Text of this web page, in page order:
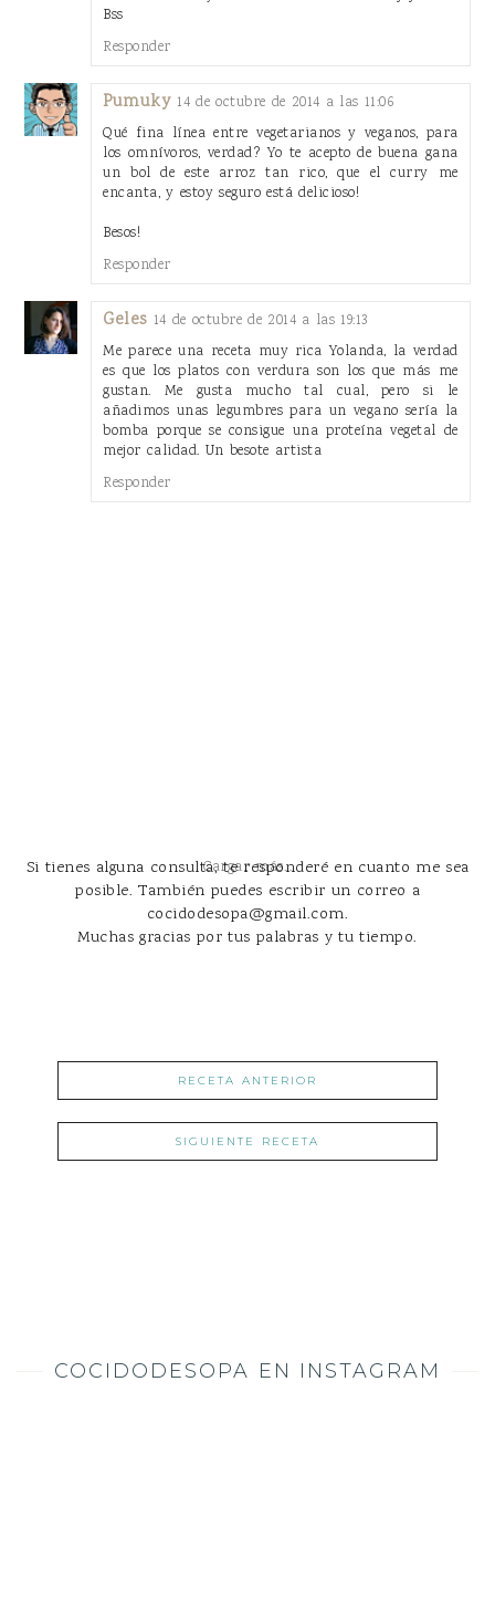
Bss
Responder
Pumuky 14 de octubre de 2014 a las 11:06
Qué fina línea entre vegetarianos y veganos, para
los omnívoros, verdad? Yo te acepto de buena gana
un bol de este arroz tan rico, que el curry me
encanta, y estoy seguro está delicioso!
Besos!
Responder
Geles 14 de octubre de 2014 a las 19:13
Me parece una receta muy rica Yolanda, la verdad
es que los platos con verdura son los que más me
gustan. Me gusta mucho tal cual, pero si le
añadimos unas legumbres para un vegano sería la
bomba porque se consigue una proteína vegetal de
mejor calidad. Un besote artista
Responder
Cargar más...
Si tienes alguna consulta, te responderé en cuanto me sea
posible. También puedes escribir un correo a
cocidodesopa@gmail.com.
Muchas gracias por tus palabras y tu tiempo.
RECETA ANTERIOR
SIGUIENTE RECETA
COCIDODESOPA EN INSTAGRAM